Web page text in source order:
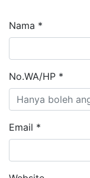
Nama *
No.WA/HP *
Email *